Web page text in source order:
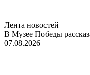
Лента новостей
В Музее Победы
07.08.2026